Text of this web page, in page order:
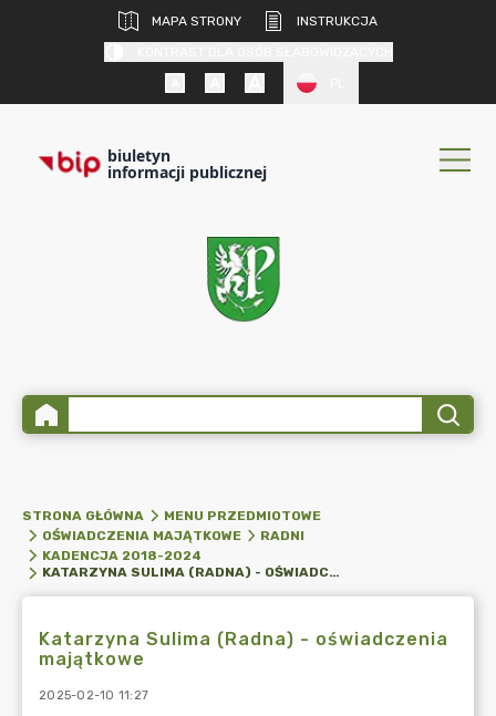
MAPA STRONY
INSTRUKCJA
biuletyn
informacji publicznej
STRONA GŁÓWNA
MENU PRZEDMIOTOWE
OŚWIADCZENIA MAJĄTKOWE
RADNI
KADENCJA 2018-2024
KATARZYNA SULIMA (RADNA) - OŚWIADCZENIA MAJĄTKOWE
Katarzyna Sulima (Radna) - oświadczenia
majątkowe
2025-02-10 11:27